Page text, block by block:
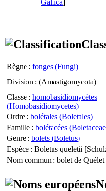
Gallica]
Règne : fonges (Fungi)
Division : (Amastigomycota)
Classe : homobasidiomycètes
(Homobasidiomycetes)
Ordre : bolétales (Boletales)
Famille : bolétacées (Boletaceae
Genre : bolets (Boletus)
Espèce : Boletus queletii
Nom commun : bolet de Quélet